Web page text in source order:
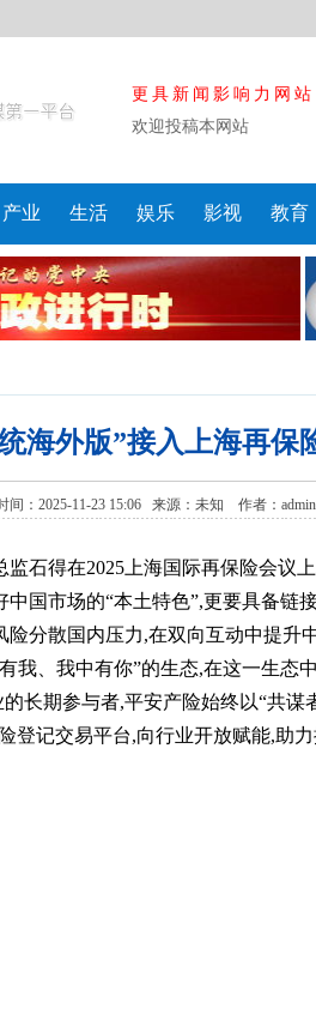
更具新闻影响力网站
欢迎投稿本网站
产业 生活 娱乐 影视 教育
海外版”接入上海再保
间：2025-11-23 15:06 来源： 未知 作者：admin
监石得在2025上海国际再保险会议
国市场的“本土特色”,更要具备链
分散国内压力,在双向互动中提升
我、我中有你”的生态,在这一生态
长期参与者,平安产险始终以“共谋
登记交易平台,向行业开放赋能,助